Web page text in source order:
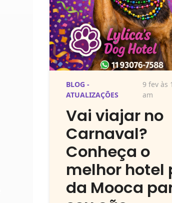
BLOG -
ATUALIZAÇÕES
9 fev às
am
Vai viajar no
Carnaval?
Conheça o
melhor hotel
da Mooca